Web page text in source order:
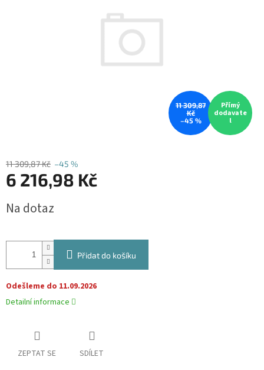
11 309,87
Kč
–45 %
Přímý
dodavate
l
11 309,87 Kč –45 %
6 216,98 Kč
cena:
Na dotaz
Přidat do košíku
Odešleme do 11.09.2026
Detailní informace
ZEPTAT SE SDÍLET